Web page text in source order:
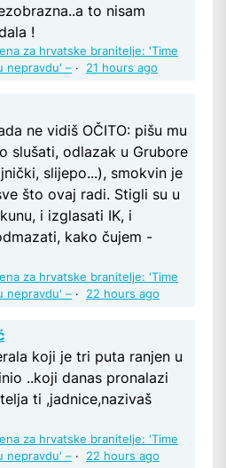
to nisam
!
za hrvatske branitelje: 'Time
nepravdu' – · 21 hours ago
ne vidiš OČITO: pišu mu
slušati, odlazak u Grubore
slijepo...), smokvin je
što ovaj radi. Stigli su u
i izglasati IK, i
kako čujem -
za hrvatske branitelje: 'Time
nepravdu' – · 22 hours ago
koji je tri puta ranjen u
..koji danas pronalazi
ti ,jadnice,nazivaš
za hrvatske branitelje: 'Time
nepravdu' – · 22 hours ago